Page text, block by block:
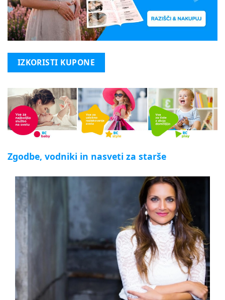
IZKORISTI KUPONE
Zgodbe, vodniki in nasveti za starše